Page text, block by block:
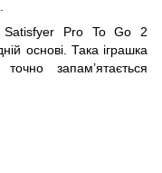
Satisfyer Pro To Go 2
основі. Така іграшка
запам’ятається